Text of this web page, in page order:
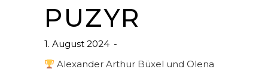
PUZYR
1. August 2024
Alexander Arthur Büxel und Olena